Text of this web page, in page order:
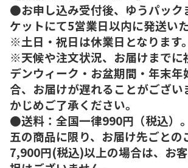
●お申し込み受付後、ゆうパック
ケットにて5営業日以内に発送いた
※土日・祝日は休業日となります。
※天候や注文状況、お届けまでに
デンウィーク・お盆期間・年末年
合、お届けが遅れることがござい
かじめご了承ください。
●送料：全国一律990円（税込）
五の商品に限り、お届け先ごとの
7,900円(税込)以上の場合は、お